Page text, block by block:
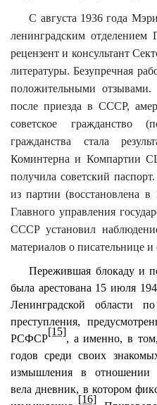
С августа 1936 года
ленинградским отделением
рецензент и консультант
литературы. Безупречная
положительными
после приезда в СССР,
советское гражданство
гражданства стала
Коминтерна и Компартии
получила советский
из партии (восстановлена
Главного управления
СССР установил
материалов о писательнице
Пережившая блокаду и
была арестована 15 июля
Ленинградской области
преступления,
РСФСР
[15]
, а именно, в
годов среди своих
измышления в отношении
вела дневник, в котором
[16]